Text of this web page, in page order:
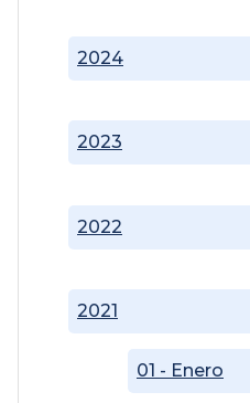
2021
01 - Enero
2022
2023
2024